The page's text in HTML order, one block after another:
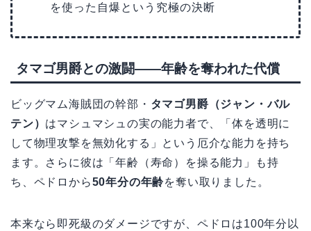
を使った自爆という究極の決断
タマゴ男爵との激闘——年齢を奪われた代償
ビッグマム海賊団の幹部・ タマゴ男爵（ジャン・バル
テン） はマシュマシュの実の能力者で、「体を透明に
して物理攻撃を無効化する」という厄介な能力を持ち
ます。さらに彼は「年齢（寿命）を操る能力」も持
ち、ペドロから50年分の年齢を奪い取りました。
本来なら即死級のダメージですが、ペドロは100年分以